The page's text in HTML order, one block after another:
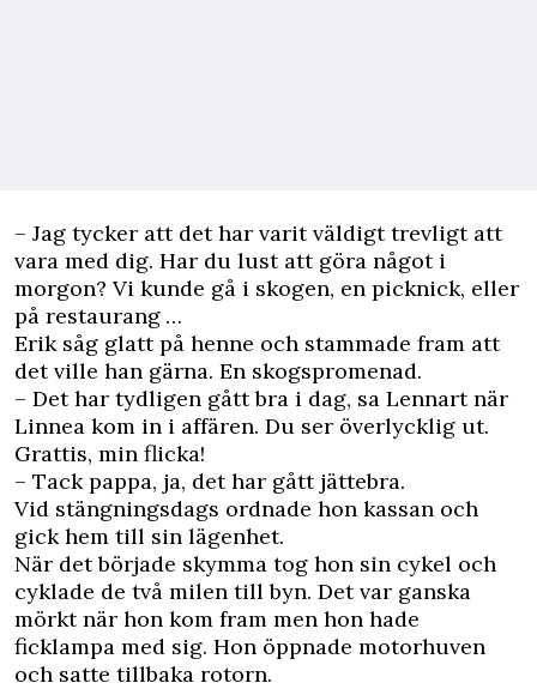
– Jag tycker att det har varit väldigt trevligt att
vara med dig. Har du lust att göra något i
morgon? Vi kunde gå i skogen, en picknick, eller
på restaurang …
Erik såg glatt på henne och stammade fram att
det ville han gärna. En skogspromenad.
– Det har tydligen gått bra i dag, sa ­Lennart när
Linnea kom in i affären. Du ser överlycklig ut.
Grattis, min flicka!
– Tack pappa, ja, det har gått jättebra.
Vid stängningsdags ordnade hon kassan och
gick hem till sin lägenhet.
När det började skymma tog hon sin cykel och
cyklade de två milen till byn. Det var ganska
mörkt när hon kom fram men hon hade
ficklampa med sig. Hon öppnade motorhuven
och satte tillbaka rotorn.